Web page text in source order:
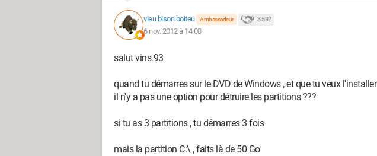
vieu bison boiteu Ambassadeur 3 592
6 nov. 2012 à 14:08
salut vins.93
quand tu démarres sur le DVD de Windows , et que tu veux l'installer
il n'y a pas une option pour détruire les partitions ???
si tu as 3 partitions , tu démarres 3 fois
mais la partition C:\ , faits là de 50 Go